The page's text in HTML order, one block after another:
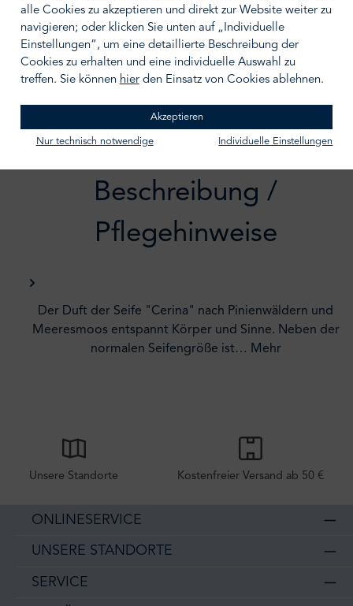
IN DEN WARENKORB
Zum Merkzettel hinzufügen
Beschreibung /
Pflegehinweise
Der Duft der Seife "Cerina" nach Pinienwäldern und
Meeresmoos entspannt Körper und Sinne. Neben der
normalen Seifengröße ist… Mehr
Unsere Standorte Kostenfreier Versand ab 50 €
ONLINESERVICE
UNSERE STANDORTE
SERVICE
alle Cookies zu akzeptieren und direkt zur Website weiter zu
navigieren; oder klicken Sie unten auf „Individuelle
Einstellungen“, um eine detaillierte Beschreibung der
Cookies zu erhalten und eine individuelle Auswahl zu
treffen. Sie können hierden Einsatz von Cookies ablehnen.
Akzeptieren
Nur technisch notwendige Individuelle Einstellungen